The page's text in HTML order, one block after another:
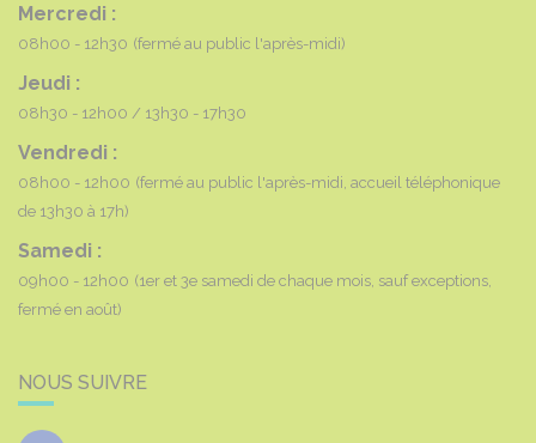
Mercredi :
08h00 - 12h30 (fermé au public l'après-midi)
Jeudi :
08h30 - 12h00 13h30 - 17h30
Vendredi :
08h00 - 12h00 (fermé au public l'après-midi, accueil téléphonique
de 13h30 à 17h)
Samedi :
09h00 - 12h00 (1er et 3e samedi de chaque mois, sauf exceptions,
fermé en août)
NOUS SUIVRE